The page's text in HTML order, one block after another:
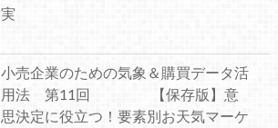
実
小売企業のための気象＆購買データ活
用法 第11回 【保存版】意
思決定に役立つ！要素別お天気マーケ